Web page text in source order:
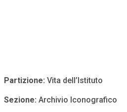
Partizione: Vita dell’Istituto
Sezione: Archivio Iconografico